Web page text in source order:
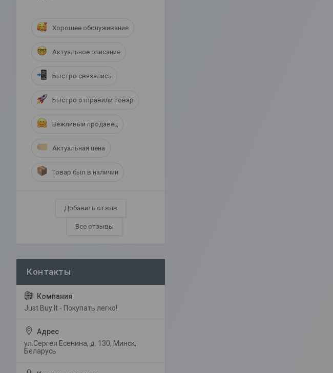
Хорошее обслуживание
Актуальное описание
Быстро связались
Быстро отправили товар
Вежливый продавец
Актуальная цена
Товар был в наличии
Добавить отзыв
Все отзывы
Just Buy It - Покупать легко!
ул.Сергея Есенина, д. 130, Минск,
Беларусь